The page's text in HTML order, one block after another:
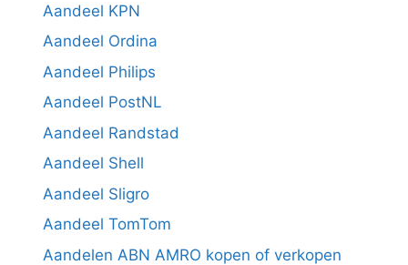
Aandeel KPN
Aandeel Ordina
Aandeel Philips
Aandeel PostNL
Aandeel Randstad
Aandeel Shell
Aandeel Sligro
Aandeel TomTom
Aandelen ABN AMRO kopen of verkopen